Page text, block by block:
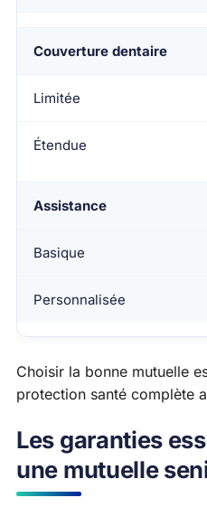
Couverture dentaire
Limitée
Étendue
Assistance
Basique
Personnalisée
Choisir la bonne mutuelle
protection santé complète
Les garanties
une mutuelle